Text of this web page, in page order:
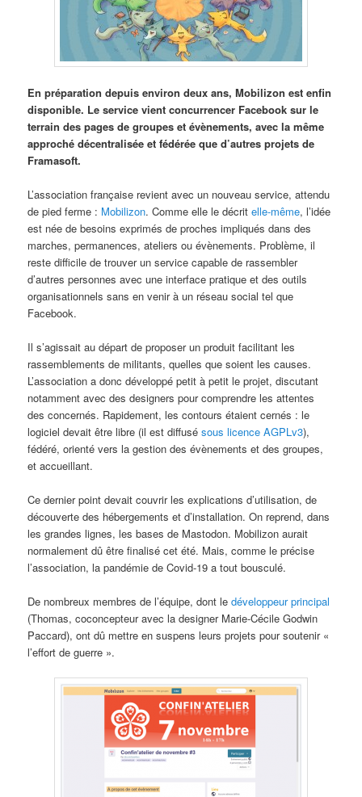
En préparation depuis environ deux ans, Mobilizon est enfin
disponible. Le service vient concurrencer Facebook sur le
terrain des pages de groupes et évènements, avec la même
approché décentralisée et fédérée que d’autres projets de
Framasoft.
L’association française revient avec un nouveau service, attendu
de pied ferme : Mobilizon. Comme elle le décritelle-même, l’idée
est née de besoins exprimés de proches impliqués dans des
marches, permanences, ateliers ou évènements. Problème, il
reste difficile de trouver un service capable de rassembler
d’autres personnes avec une interface pratique et des outils
organisationnels sans en venir à un réseau social tel que
Facebook.
Il s’agissait au départ de proposer un produit facilitant les
rassemblements de militants, quelles que soient les causes.
L’association a donc développé petit à petit le projet, discutant
notamment avec des designers pour comprendre les attentes
des concernés. Rapidement, les contours étaient cernés : le
logiciel devait être libre (il est diffusésous licence AGPLv3),
fédéré, orienté vers la gestion des évènements et des groupes,
et accueillant.
Ce dernier point devait couvrir les explications d’utilisation, de
découverte des hébergements et d’installation. On reprend, dans
les grandes lignes, les bases de Mastodon. Mobilizon aurait
normalement dû être finalisé cet été. Mais, comme le précise
l’association, la pandémie de Covid-19 a tout bousculé.
De nombreux membres de l’équipe, dont ledéveloppeur principal
(Thomas, coconcepteur avec la designer Marie-Cécile Godwin
Paccard), ont dû mettre en suspens leurs projets pour soutenir «
l’effort de guerre ».